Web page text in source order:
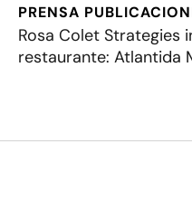
PRENSA
Rosa Colet Strategies
restaurante: Atlantida